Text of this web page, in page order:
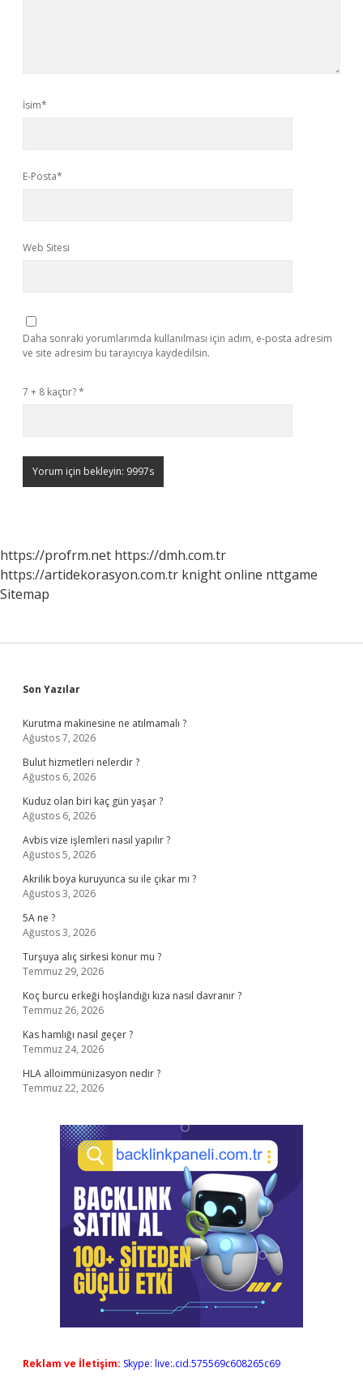
İsim*
E-Posta*
Web Sitesi
Daha sonraki yorumlarımda kullanılması için adım, e-posta adresim
ve site adresim bu tarayıcıya kaydedilsin.
7 + 8 kaçtır?*
https://profrm.net https://dmh.com.tr
https://artidekorasyon.com.tr knight online nttgame
Sitemap
Sidebar
Son Yazılar
Kurutma makinesine ne atılmamalı ?
Ağustos 7, 2026
Bulut hizmetleri nelerdir ?
Ağustos 6, 2026
Kuduz olan biri kaç gün yaşar ?
Ağustos 6, 2026
Avbis vize işlemleri nasıl yapılır ?
Ağustos 5, 2026
Akrilik boya kuruyunca su ile çıkar mı ?
Ağustos 3, 2026
5A ne ?
Ağustos 3, 2026
Turşuya alıç sirkesi konur mu ?
Temmuz 29, 2026
Koç burcu erkeği hoşlandığı kıza nasıl davranır ?
Temmuz 26, 2026
Kas hamlığı nasıl geçer ?
Temmuz 24, 2026
HLA alloimmünizasyon nedir ?
Temmuz 22, 2026
Reklam ve İletişim: Skype: live:.cid.575569c608265c69